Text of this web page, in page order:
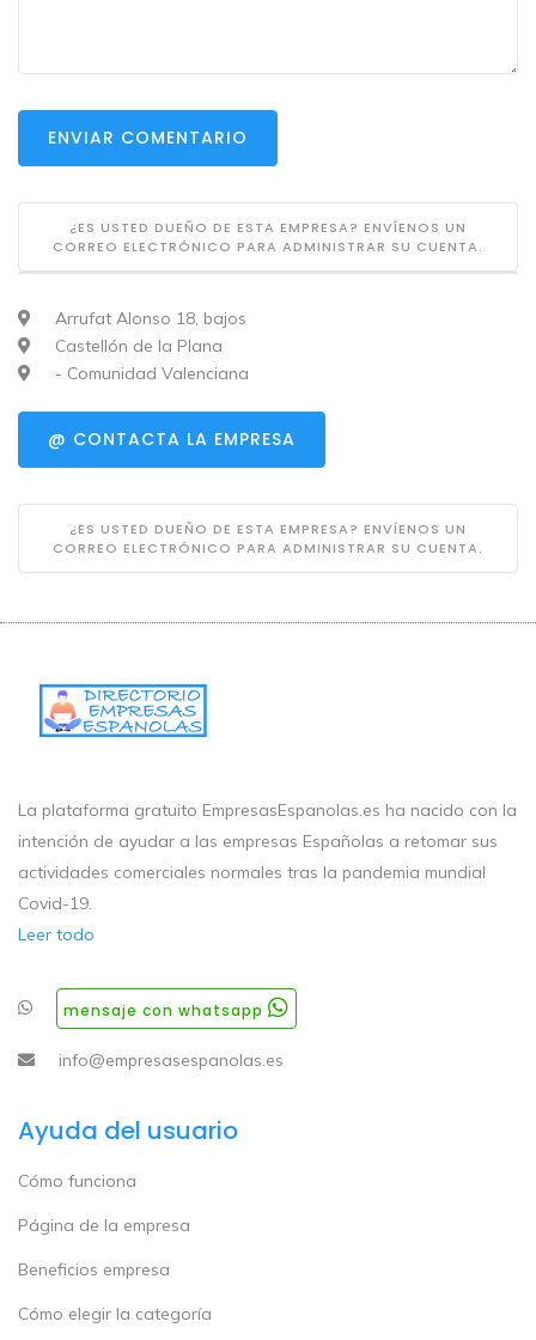
ENVIAR COMENTARIO
¿ES USTED DUEÑO DE ESTA EMPRESA? ENVÍENOS UN
CORREO ELECTRÓNICO PARA ADMINISTRAR SU CUENTA.
Arrufat Alonso 18, bajos
Castellón de la Plana
- Comunidad Valenciana
@ CONTACTA LA EMPRESA
¿ES USTED DUEÑO DE ESTA EMPRESA? ENVÍENOS UN
CORREO ELECTRÓNICO PARA ADMINISTRAR SU CUENTA.
La plataforma gratuito EmpresasEspanolas.es ha nacido con la
intención de ayudar a las empresas Españolas a retomar sus
actividades comerciales normales tras la pandemia mundial
Covid-19.
Leer todo
mensaje con whatsapp
info@empresasespanolas.es
Ayuda del usuario
Cómo funciona
Página de la empresa
Beneficios empresa
Cómo elegir la categoría